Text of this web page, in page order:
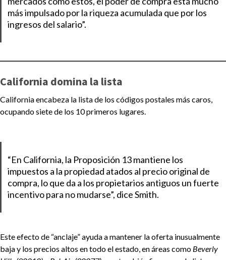
más impulsado por la riqueza acumulada que por los
ingresos del salario”.
California domina la lista
California encabeza la lista de los códigos postales más caros,
ocupando siete de los 10 primeros lugares.
“En California, la Proposición 13 mantiene los
impuestos a la propiedad atados al precio original de
compra, lo que da a los propietarios antiguos un fuerte
incentivo para no mudarse”, dice Smith.
Este efecto de “anclaje” ayuda a mantener la oferta inusualmente
baja y los precios altos en todo el estado, en áreas como Beverly